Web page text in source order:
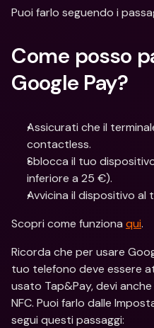
Puoi farlo seguendo i
Come posso
Google Pay?
Assicurati che il
contactless.
Sblocca il tuo
inferiore a 25 €).
Avvicina il dispositivo al
Scopri come funziona qui.
Ricorda che per usare
tuo telefono deve essere
usato Tap&Pay, devi
NFC. Puoi farlo dalle
segui questi passaggi: